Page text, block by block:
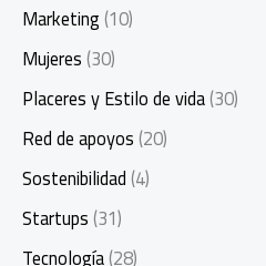
Marketing(10)
Mujeres(30)
Placeres y Estilo de vida(30)
Red de apoyos(20)
Sostenibilidad(4)
Startups(31)
Tecnología(28)